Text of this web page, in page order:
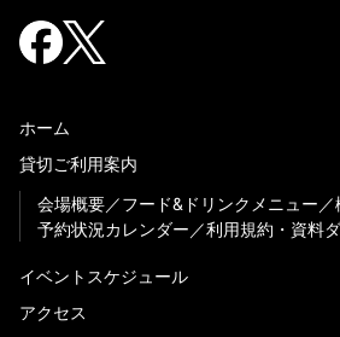
ホーム
貸切ご利用案内
会場概要
フード&ドリンクメニュー
予約状況カレンダー
利用規約・資料
イベントスケジュール
アクセス